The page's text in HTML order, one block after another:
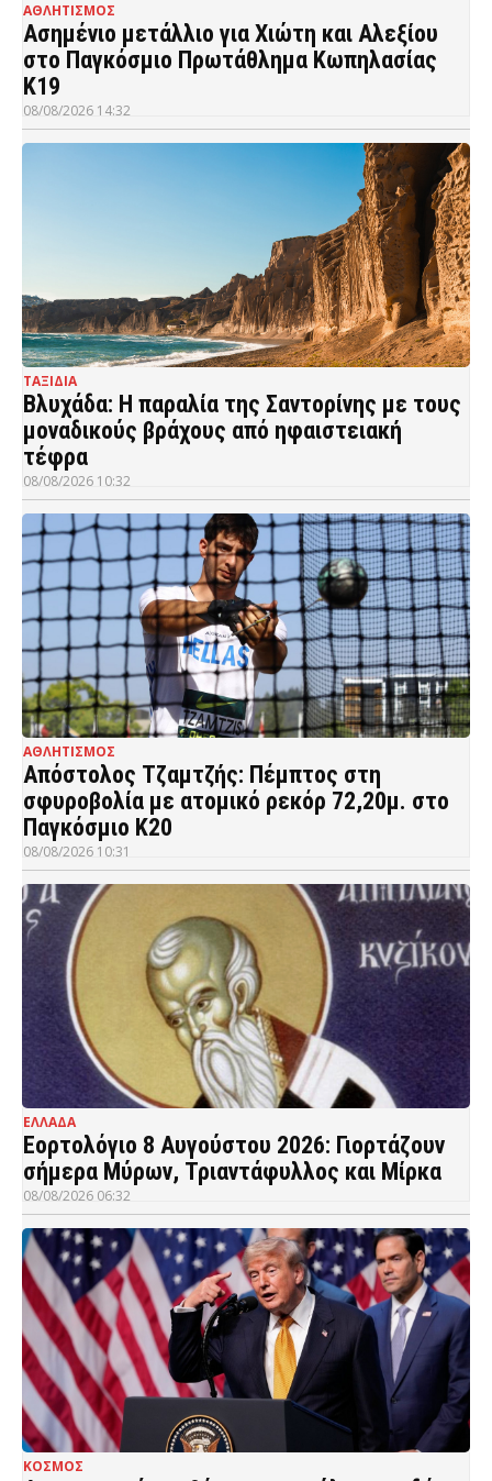
ΑΘΛΗΤΙΣΜΟΣ
Ασημένιο μετάλλιο για Χιώτη και Αλεξίου
στο Παγκόσμιο Πρωτάθλημα Κωπηλασίας
Κ19
08/08/2026 14:32
ΤΑΞΙΔΙΑ
Βλυχάδα: Η παραλία της Σαντορίνης με τους
μοναδικούς βράχους από ηφαιστειακή
τέφρα
08/08/2026 10:32
ΑΘΛΗΤΙΣΜΟΣ
Απόστολος Τζαμτζής: Πέμπτος στη
σφυροβολία με ατομικό ρεκόρ 72,20μ. στο
Παγκόσμιο Κ20
08/08/2026 10:31
ΕΛΛΑΔΑ
Εορτολόγιο 8 Αυγούστου 2026: Γιορτάζουν
σήμερα Μύρων, Τριαντάφυλλος και Μίρκα
08/08/2026 06:32
ΚΟΣΜΟΣ